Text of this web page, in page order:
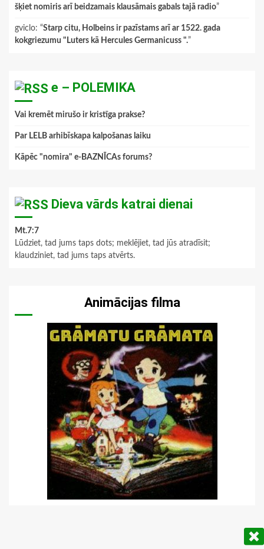
šķiet nomiris arī beidzamais klausāmais gabals tajā radio”
gviclo: “Starp citu, Holbeins ir pazīstams arī ar 1522. gada
kokgriezumu "Luters kā Hercules Germanicuss ".”
e – POLEMIKA
Vai kremēt mirušo ir kristīga prakse?
Par LELB arhibīskapa kalpošanas laiku
Kāpēc "nomira" e-BAZNĪCAs forums?
Dieva vārds katrai dienai
Mt.7:7
Lūdziet, tad jums taps dots; meklējiet, tad jūs atradīsit;
klaudziniet, tad jums taps atvērts.
Animācijas filma